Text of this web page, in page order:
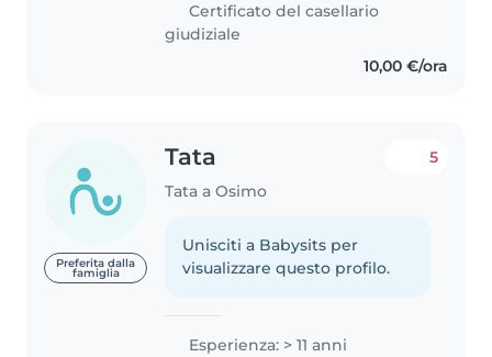
Certificato del casellario
giudiziale
10,00 €/ora
Preferita dalla
famiglia
Tata
Tata a Osimo
5
Unisciti a Babysits per
visualizzare questo profilo.
Esperienza: > 11 anni